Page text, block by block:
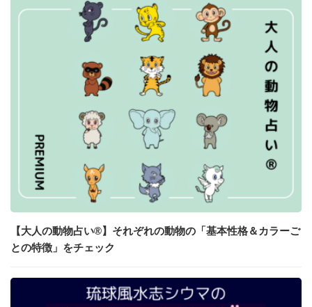
【大人の動物占い®】それぞれの動物の「基本性格＆カラーご
との特徴」をチェック